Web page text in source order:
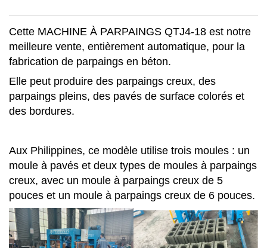
Cette MACHINE À PARPAINGS QTJ4-18 est notre
meilleure vente, entièrement automatique, pour la
fabrication de parpaings en béton.
Elle peut produire des parpaings creux, des
parpaings pleins, des pavés de surface colorés et
des bordures.
Aux Philippines, ce modèle utilise trois moules : un
moule à pavés et deux types de moules à parpaings
creux, avec un moule à parpaings creux de 5
pouces et un moule à parpaings creux de 6 pouces.